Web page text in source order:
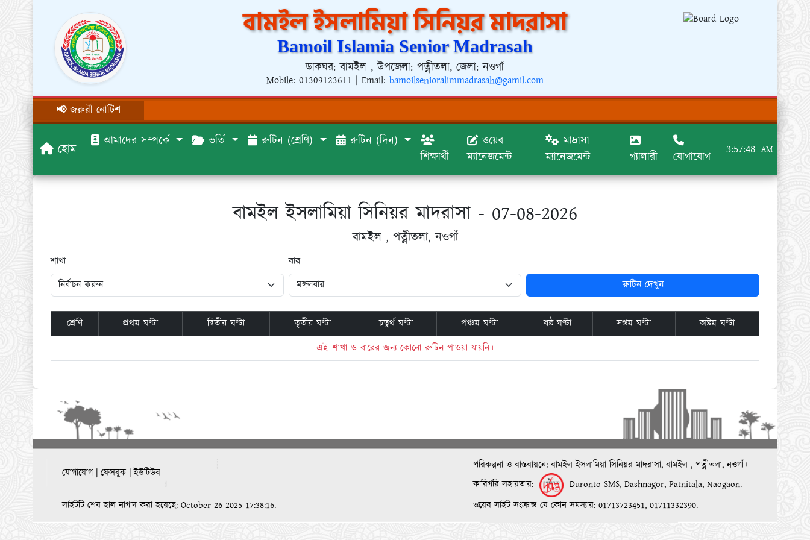
বামইল ইসলামিয়া সিনিয়র মাদরাসা
Bamoil Islamia Senior Madrasah
ডাকঘর: বামইল , উপজেলা: পত্নীতলা, জেলা: নওগাঁ
Mobile: 01309123611 | Email: bamoilsenioralimmadrasah@gamil.com
📢 জরুরী নোটিশ
হোম আমাদের সম্পর্কে ভর্তি রুটিন (শ্রেণি)
রুটিন (দিন)
শিক্ষার্থী
ওয়েব
ম্যানেজমেন্ট
মাদ্রাসা
ম্যানেজমেন্ট
গ্যালারী যোগাযোগ
3:57:48 AM
বামইল ইসলামিয়া সিনিয়র মাদরাসা - 07-08-2026
বামইল , পত্নীতলা, নওগাঁ
শাখা
বার
রুটিন দেখুন
শ্রেণি প্রথম ঘণ্টা দ্বিতীয় ঘণ্টা তৃতীয় ঘণ্টা চতুর্থ ঘণ্টা পঞ্চম ঘণ্টা ষষ্ঠ ঘণ্টা সপ্তম ঘণ্টা
অষ্টম ঘণ্টা
এই শাখা ও বারের জন্য কোনো রুটিন পাওয়া যায়নি।
যোগাযোগ|ফেসবুক |ইউটিউব
সাইটটি শেষ হাল-নাগাদ করা হয়েছে: October 26 2025 17:38:16.
পরিকল্পনা ও বাস্তবায়নে: বামইল ইসলামিয়া সিনিয়র মাদরাসা, বামইল , পত্নীতলা, নওগাঁ।
কারিগরি সহায়তায়:
Duronto SMS, Dashnagor, Patnitala, Naogaon.
ওয়েব সাইট সংক্রান্ত যে কোন সমস্যায়: 01713723451, 01711332390.